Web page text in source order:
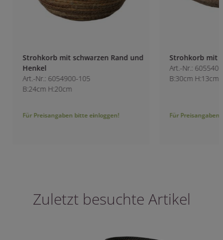
Strohkorb mit schwarzen Rand und
Henkel
Art.-Nr.: 6054900-105
B:24cm H:20cm
Für Preisangaben bitte einloggen!
Strohkorb mit
Art.-Nr.: 6055400-
B:30cm H:13cm
Für Preisangaben
Zuletzt besuchte Artikel